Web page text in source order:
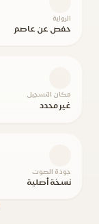
الرواية
حفص عن عاصم
مكان التسجيل
غير محدد
جودة الصوت
نسخة أصلية